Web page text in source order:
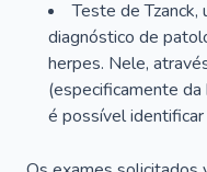
Teste de Tzanck,
diagnóstico de
herpes. Nele,
(especificamente
é possível